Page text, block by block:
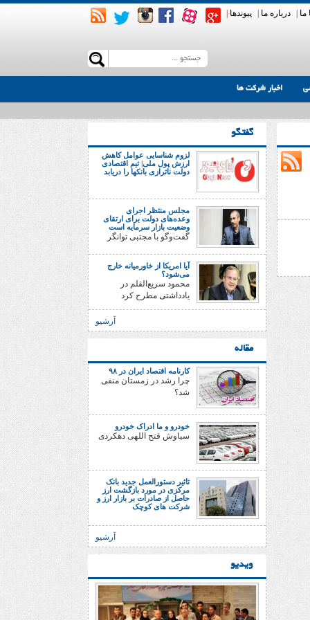
ما درباره ما پیوندها
اخبار شرکت ها
گفتگو
لزوم شناسایی عوامل کاهش
ارزش پول ملی| تیم اقتصادی
دولت ناترازی بانکها را دریابد
مجلس منتظر اجرای
وعده‌های دولت برای ارتقای
وضعیت بازار سرمایه است
گفت‌وگو با مجتبی توانگر
آیا امریکا از خاورمیانه خارج
می‌شود؟
محمود سریع‌القلم در
یادداشتی مطرح کرد
آرشیو
مقاله
کارنامه اقتصاد ایران در ۹۸
چرا رشد در زمستان منفی
شد؟
خودرو و ما ادراک خودرو
سیاوش فتح اللهی دهکردی
تاثیر دستورالعمل جدید بانک
مرکزی در مورد بازگشت ارز
حاصل از صادرات بر بازار ارز و
شرکت های کوچک
آرشیو
ویدیو